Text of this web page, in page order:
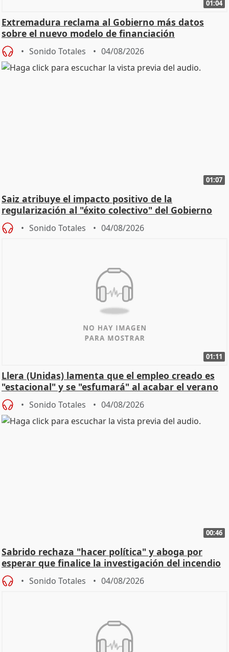
01:04
Extremadura reclama al Gobierno más datos
sobre el nuevo modelo de financiación
Sonido Totales 04/08/2026
01:07
Saiz atribuye el impacto positivo de la
regularización al "éxito colectivo" del Gobierno
Sonido Totales 04/08/2026
01:11
Llera (Unidas) lamenta que el empleo creado es
"estacional" y se "esfumará" al acabar el verano
Sonido Totales 04/08/2026
00:46
Sabrido rechaza "hacer política" y aboga por
esperar que finalice la investigación del incendio
Sonido Totales 04/08/2026